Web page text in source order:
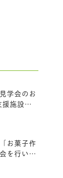
学会のお
施設配
お菓子作
を行いま